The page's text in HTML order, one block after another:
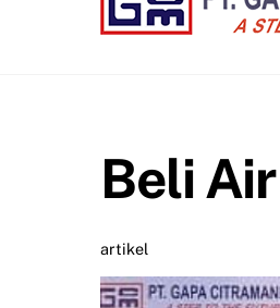
Beli
artikel